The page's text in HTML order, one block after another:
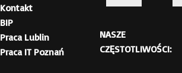
Kontakt
BIP
Praca Lublin
Praca IT Poznań
NASZE
CZĘSTOTLIWOŚCI: